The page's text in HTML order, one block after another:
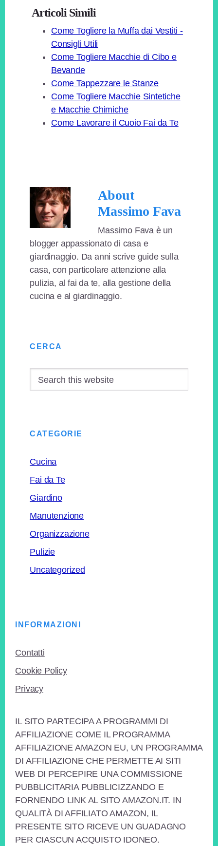
Articoli Simili
Come Togliere la Muffa dai Vestiti -
Consigli Utili
Come Togliere Macchie di Cibo e
Bevande
Come Tappezzare le Stanze
Come Togliere Macchie Sintetiche
e Macchie Chimiche
Come Lavorare il Cuoio Fai da Te
About
Massimo Fava
Massimo Fava è un
blogger appassionato di casa e
giardinaggio. Da anni scrive guide sulla
casa, con particolare attenzione alla
pulizia, al fai da te, alla gestione della
cucina e al giardinaggio.
Sidebar
CERCA
CATEGORIE
Cucina
Fai da Te
Giardino
Manutenzione
Organizzazione
Pulizie
Uncategorized
INFORMAZIONI
Contatti
Cookie Policy
Privacy
IL SITO PARTECIPA A PROGRAMMI DI
AFFILIAZIONE COME IL PROGRAMMA
AFFILIAZIONE AMAZON EU, UN PROGRAMMA
DI AFFILIAZIONE CHE PERMETTE AI SITI
WEB DI PERCEPIRE UNA COMMISSIONE
PUBBLICITARIA PUBBLICIZZANDO E
FORNENDO LINK AL SITO AMAZON.IT. IN
QUALITÀ DI AFFILIATO AMAZON, IL
PRESENTE SITO RICEVE UN GUADAGNO
PER CIASCUN ACQUISTO IDONEO.